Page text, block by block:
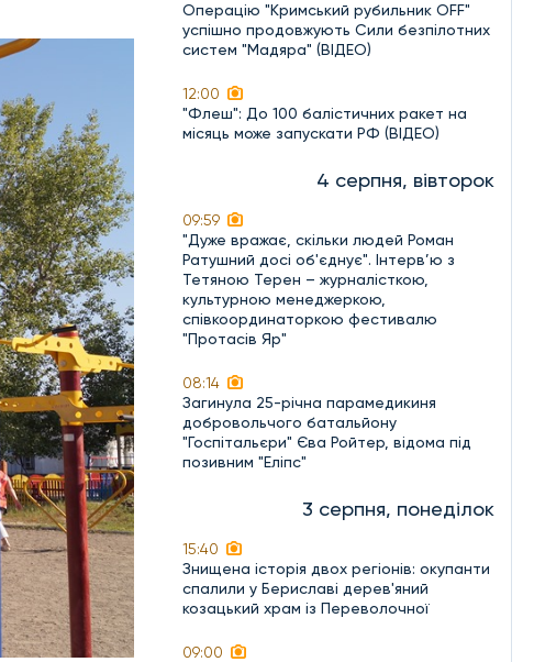
Операцію "Кримський рубильник OFF"
успішно продовжують Сили безпілотних
систем "Мадяра" (ВІДЕО)
12:00
"Флеш": До 100 балістичних ракет на
місяць може запускати РФ (ВІДЕО)
4 серпня, вівторок
09:59
"Дуже вражає, скільки людей Роман
Ратушний досі об'єднує". Інтерв’ю з
Тетяною Терен – журналісткою,
культурною менеджеркою,
співкоординаторкою фестивалю
"Протасів Яр"
08:14
Загинула 25-річна парамедикиня
добровольчого батальйону
"Госпітальєри" Єва Ройтер, відома під
позивним "Еліпс"
3 серпня, понеділок
15:40
Знищена історія двох регіонів: окупанти
спалили у Бериславі дерев'яний
козацький храм із Переволочної
09:00